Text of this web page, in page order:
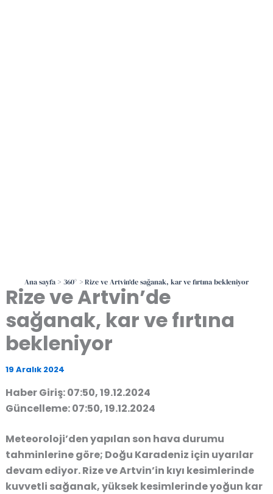
Ana sayfa 360° Rize ve Artvin’de sağanak, kar ve fırtına bekleniyor
Rize ve Artvin’de
sağanak, kar ve fırtına
bekleniyor
19 Aralık 2024
Haber Giriş: 07:50, 19.12.2024
Güncelleme: 07:50, 19.12.2024
Meteoroloji’den yapılan son hava durumu
tahminlerine göre; Doğu Karadeniz için uyarılar
devam ediyor. Rize ve Artvin’in kıyı kesimlerinde
kuvvetli sağanak, yüksek kesimlerinde yoğun kar